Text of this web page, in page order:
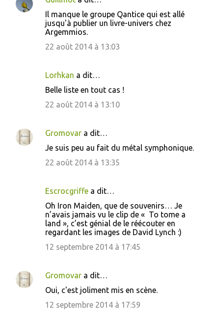
Il manque le groupe Qantice qui est allé
jusqu'à publier un livre-univers chez
Argemmios.
22 août 2014 à 13:03
Lorhkan a dit…
Belle liste en tout cas !
22 août 2014 à 13:10
Gromovar a dit…
Je suis peu au fait du métal symphonique.
22 août 2014 à 13:35
Escrocgriffe a dit…
Oh Iron Maiden, que de souvenirs… Je
n’avais jamais vu le clip de « To tome a
land », c’est génial de le réécouter en
regardant les images de David Lynch :)
12 septembre 2014 à 17:45
Gromovar a dit…
Oui, c'est joliment mis en scène.
12 septembre 2014 à 17:59